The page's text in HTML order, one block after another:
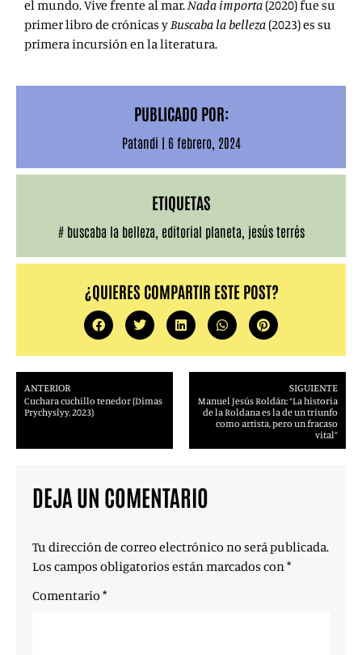
el mundo. Vive frente al mar.Nada importa (2020) fue su
primer libro de crónicas yBuscaba la belleza (2023) es su
primera incursión en la literatura.
PUBLICADO POR:
Patandi | 6 febrero, 2024
ETIQUETAS
# buscaba la belleza editorial planeta jesús terrés
¿QUIERES COMPARTIR ESTE POST?
ANTERIOR
Cuchara cuchillo tenedor (Dimas
Prychyslyy, 2023)
SIGUIENTE
Manuel Jesús Roldán: “La historia
de la Roldana es la de un triunfo
como artista, pero un fracaso
vital”
DEJA UN COMENTARIO
Tu dirección de correo electrónico no será publicada.
Los campos obligatorios están marcados con*
Comentario *